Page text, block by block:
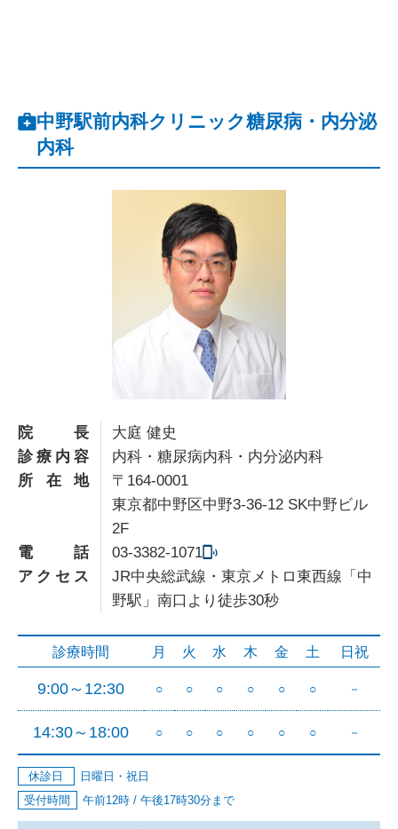
中野駅前内科クリニック糖尿病・内分泌
内科
院長
大庭 健史
診療内容
内科・糖尿病内科・内分泌内科
所在地
〒164-0001
東京都中野区中野3-36-12 SK中野ビル
2F
電話
03-3382-1071
アクセス
JR中央総武線・東京メトロ東西線「中
野駅」南口より徒歩30秒